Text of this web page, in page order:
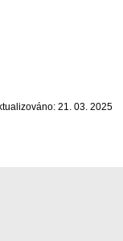
21. 03. 2025